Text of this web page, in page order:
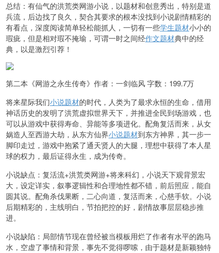
总结：有仙气的洪荒类网游小说，以题材和创意秀出，特别是道
兵流，后边找了良久，契合其要求的根本没找到小说剧情精彩的
有看点，深度阅读简单轻松能抓人，一切有一些学生题材小小的
瑕疵，但是相对瑕不掩瑜，可谓一时之间经作文题材典中的经
典，以是激烈引荐！
第二本《网游之永生传奇》作者：一剑临风 字数：199.7万
将来星际我们小说题材的时代，人类为了最求永恒的生命，借用
神话历史的发明了洪荒虚拟世界天下，并推进全民到场游戏，也
可以从游戏中获得寿命、异能等多项进化。配角复活而来，从女
娲造人至西游大劫，从东方仙界小说题材到东方神界，其一步一
脚印走过，游戏中抱紧了通天贤人的大腿，理想中获得了本人星
球的权力，最后证得永生，成为传奇。
小说缺点：复活流+洪荒类网游+将来科幻，小说天下观背景宏
大，设定详实，叙事逻辑性和合理地性都不错，前后照应，能自
圆其说。配角杀伐果断，二心向道，复活而来，心慈手软。小说
后期精彩的，主线明白，节拍把控的好，剧情故事层层稳步推
进。
小说缺陷：局部情节现在曾经被当模板用烂了作者有水平的跑马
水，空虚了事情和背景，事先不觉得啰嗦，由于题材是新颖独特